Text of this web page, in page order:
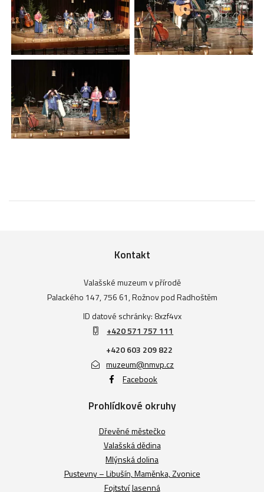
Kontakt
Valašské muzeum v přírodě
Palackého 147, 756 61, Rožnov pod Radhoštěm
ID datové schránky: 8xzf4vx
+420 571 757 111
+420 603 209 822
muzeum@nmvp.cz
Facebook
Prohlídkové okruhy
Dřevěné městečko
Valašská dědina
Mlýnská dolina
Pustevny – Libušín, Maměnka, Zvonice
Fojtství Jasenná